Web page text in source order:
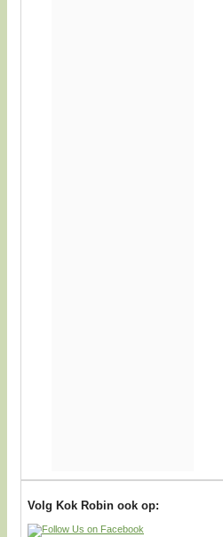
Volg Kok Robin ook op: